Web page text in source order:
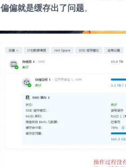
偏偏就是缓存出了问题。